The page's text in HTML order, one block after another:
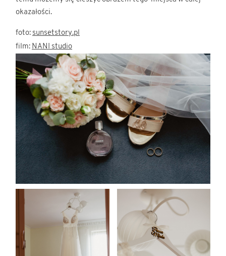
okazałości.
foto: sunsetstory.pl
film: NANI studio